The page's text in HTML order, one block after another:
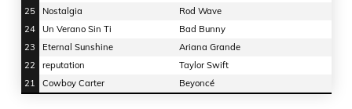
25
Nostalgia
Rod Wave
24
Un Verano Sin Ti
Bad Bunny
23
Eternal Sunshine
Ariana Grande
22
reputation
Taylor Swift
21
Cowboy Carter Beyoncé